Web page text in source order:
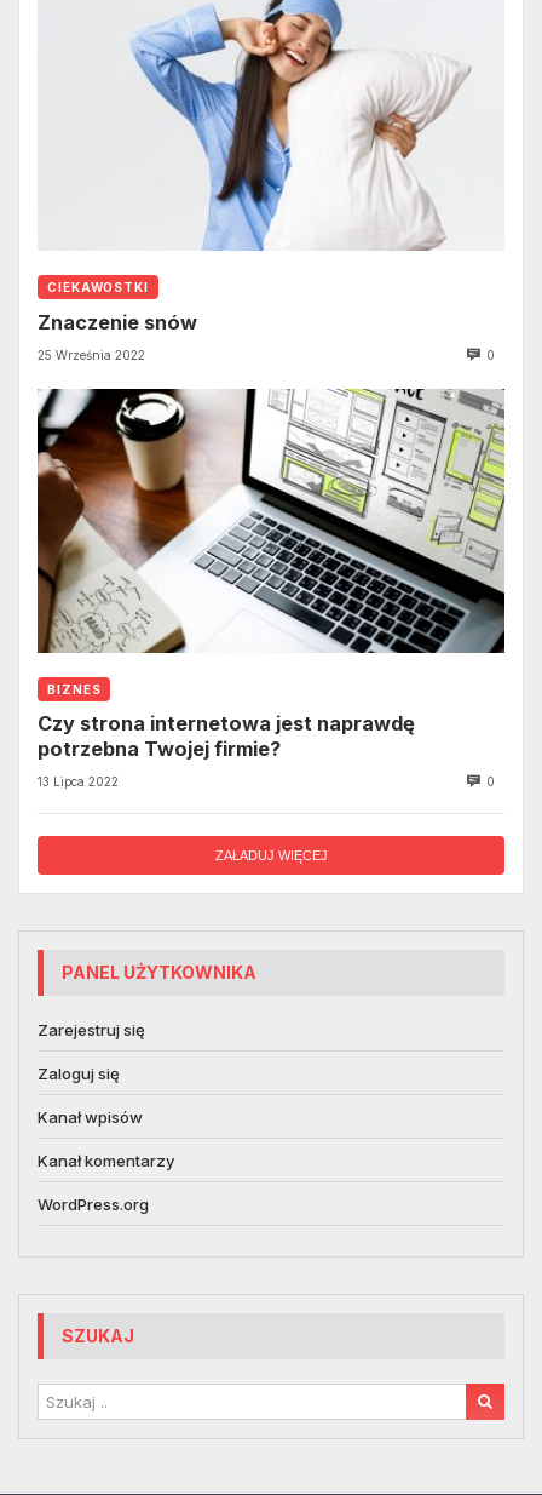
CIEKAWOSTKI
Znaczenie snów
25 Września 2022 0
BIZNES
Czy strona internetowa jest naprawdę
potrzebna Twojej firmie?
13 Lipca 2022 0
ZAŁADUJ WIĘCEJ
PANEL UŻYTKOWNIKA
Zarejestruj się
Zaloguj się
Kanał wpisów
Kanał komentarzy
WordPress.org
SZUKAJ